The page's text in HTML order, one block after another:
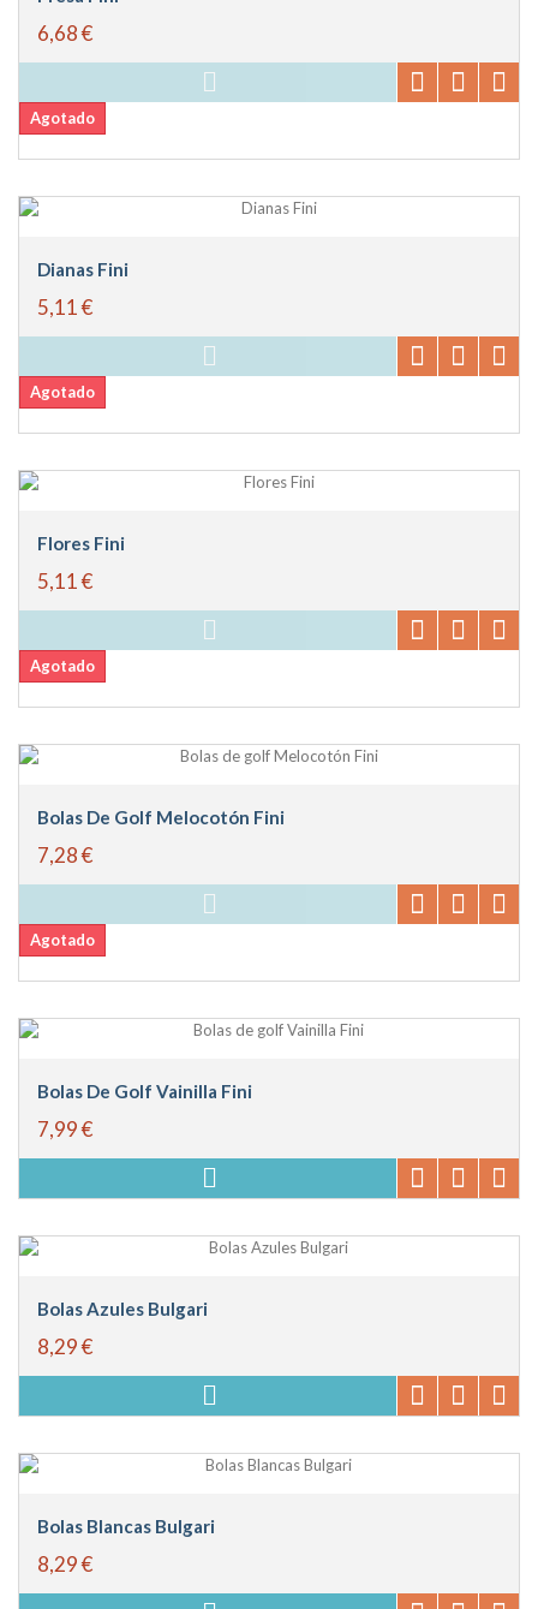
6,68 €
Agotado
Dianas Fini
5,11 €
Agotado
Flores Fini
5,11 €
Agotado
Bolas De Golf Melocotón Fini
7,28 €
Agotado
Bolas De Golf Vainilla Fini
7,99 €
Bolas Azules Bulgari
8,29 €
Bolas Blancas Bulgari
8,29 €